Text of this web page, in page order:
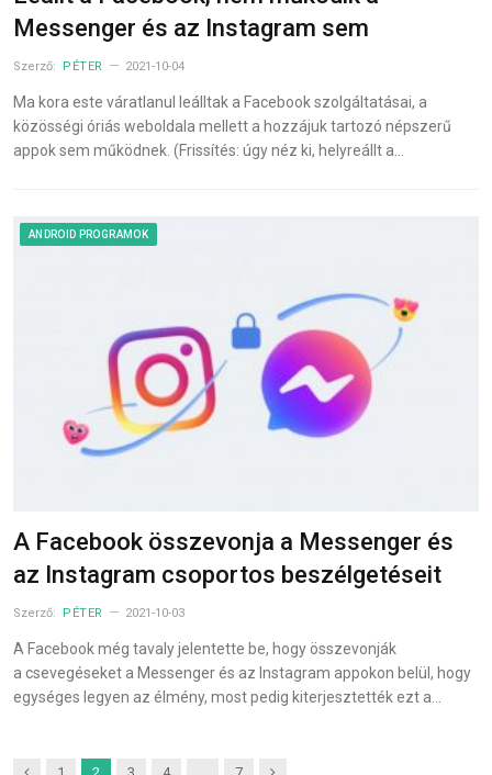
Messenger és az Instagram sem
Szerző: PÉTER 2021-10-04
Ma kora este váratlanul leálltak a Facebook szolgáltatásai, a
közösségi óriás weboldala mellett a hozzájuk tartozó népszerű
appok sem működnek. (Frissítés: úgy néz ki, helyreállt a…
ANDROID PROGRAMOK
A Facebook összevonja a Messenger és
az Instagram csoportos beszélgetéseit
Szerző: PÉTER 2021-10-03
A Facebook még tavaly jelentette be, hogy összevonják
a csevegéseket a Messenger és az Instagram appokon belül, hogy
egységes legyen az élmény, most pedig kiterjesztették ezt a…
Previous Next